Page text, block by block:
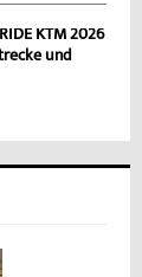
KTM 2026
und